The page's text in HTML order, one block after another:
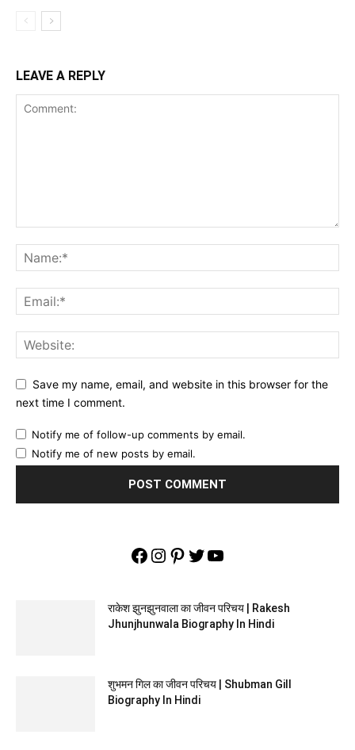
LEAVE A REPLY
Save my name, email, and website in this browser for the
next time I comment.
Notify me of follow-up comments by email.
Notify me of new posts by email.
Facebook
Instagram
Pinterest
Twitter
YouTube
राकेश झुनझुनवाला का जीवन परिचय | Rakesh
Jhunjhunwala Biography In Hindi
शुभमन गिल का जीवन परिचय | Shubman Gill
Biography In Hindi